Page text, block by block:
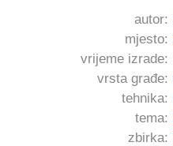
autor:
mjesto:
vrijeme izrade:
vrsta građe:
tehnika:
tema:
zbirka: